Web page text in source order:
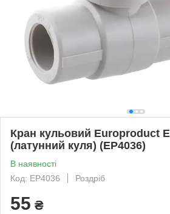
Кран кульовий Europroduct
(латунний куля) (EP4036)
В наявності
Код: EP4036
Роздріб
55 ₴